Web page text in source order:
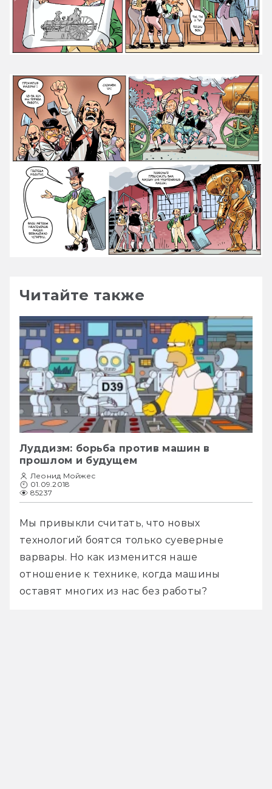
Читайте также
Луддизм: борьба против машин в
прошлом и будущем
Леонид Мойжес
01.09.2018
85237
Мы привыкли считать, что новых
технологий боятся только суеверные
варвары. Но как изменится наше
отношение к технике, когда машины
оставят многих из нас без работы?